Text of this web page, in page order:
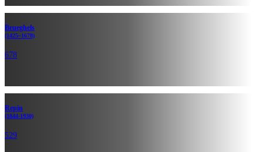
Brueghels
(1425~1678)
678
Repin
(1844-1930)
529